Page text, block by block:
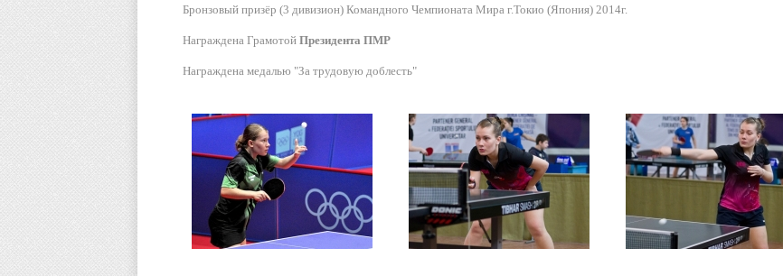
Бронзовый призёр (3 дивизион) Командного Чемпионата Мира г.Токио (Япония) 2014г.
Награждена Грамотой Президента ПМР
Награждена медалью "За трудовую доблесть"